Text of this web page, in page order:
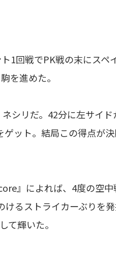
1回戦でPK戦の末にスペ
を進めた。
シリだ。42分に左サイド
ット。結局この得点が
』によれば、4度の空中
けるストライカーぶりを
て輝いた。